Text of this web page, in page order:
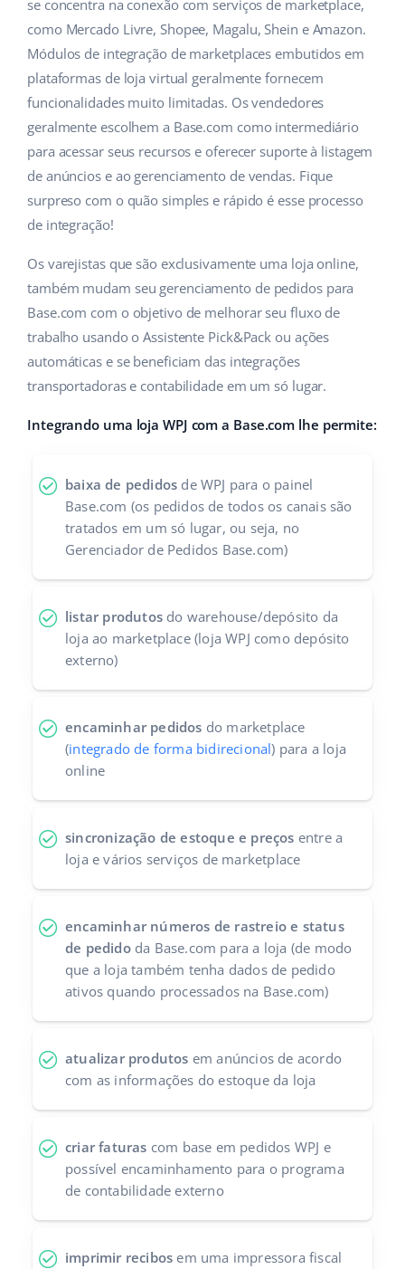
Gestão de Envios
Automação do fluxo de trabalho
Base Connect
IA para ecommerce
Base Analytics
Produtos infantis
Eletrônicos
Peças automotivas
Supermercado
Saúde e beleza
Moda
Ajuda
Academy
Blog
Auditoria de contas
Outros
Casos de Sucesso
Colaboração e parcerias
Parceiros Base
english (GB)
english (IN)
deutsch
Ελληνικά
español (AR)
español (MX)
Italiano
polski
português (BR)
română
中文
se concentra na conexão com serviços de marketplace,
como Mercado Livre, Shopee, Magalu, Shein e Amazon.
Módulos de integração de marketplaces embutidos em
plataformas de loja virtual geralmente fornecem
funcionalidades muito limitadas. Os vendedores
geralmente escolhem a Base.com como intermediário
para acessar seus recursos e oferecer suporte à listagem
de anúncios e ao gerenciamento de vendas. Fique
surpreso com o quão simples e rápido é esse processo
de integração!
Os varejistas que são exclusivamente uma loja online,
também mudam seu gerenciamento de pedidos para
Base.com com o objetivo de melhorar seu fluxo de
trabalho usando o Assistente Pick&Pack ou ações
automáticas e se beneficiam das integrações
transportadoras e contabilidade em um só lugar.
Integrando uma loja WPJ com a Base.com lhe permite:
baixa de pedidos de WPJ para o painel
Base.com (os pedidos de todos os canais são
tratados em um só lugar, ou seja, no
Gerenciador de Pedidos Base.com)
listar produtos do warehouse/depósito da
loja ao marketplace (loja WPJ como depósito
externo)
encaminhar pedidos do marketplace
(integrado de forma bidirecional) para a loja
online
sincronização de estoque e preços entre a
loja e vários serviços de marketplace
encaminhar números de rastreio e status
de pedidoda Base.com para a loja (de modo
que a loja também tenha dados de pedido
ativos quando processados ​​na Base.com)
atualizar produtos em anúncios de acordo
com as informações do estoque da loja
criar faturas com base em pedidos WPJ e
possível encaminhamento para o programa
de contabilidade externo
imprimir recibos em uma impressora fiscal